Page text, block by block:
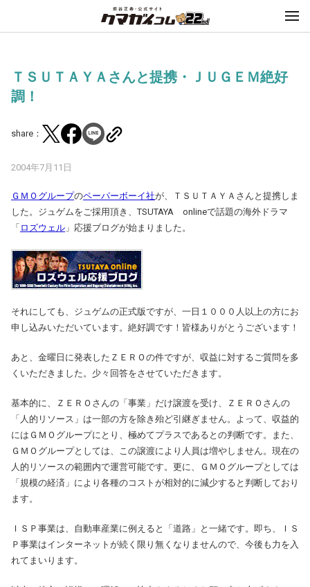
ＴＳＵＴＡＹＡさんと提携・ＪＵＧＥＭ絶好
調！
share：
2004年7月11日
ＧＭＯグループのペーパーボーイ社が、ＴＳＵＴＡＹＡさんと提携しま
した。ジュゲムをご採用頂き、TSUTAYA onlineで話題の海外ドラマ
「 ロズウェル 」応援ブログが始まりました。
それにしても、ジュゲムの正式版ですが、一日１０００人以上の方にお
申し込みいただいています。絶好調です！皆様ありがとうございます！
あと、金曜日に発表したＺＥＲＯの件ですが、収益に対するご質問を多
くいただきました。少々回答をさせていただきます。
基本的に、ＺＥＲＯさんの「事業」だけ譲渡を受け、ＺＥＲＯさんの
「人的リソース」は一部の方を除き殆ど引継ぎません。よって、収益的
にはＧＭＯグループにとり、極めてプラスであるとの判断です。また、
ＧＭＯグループとしては、この譲渡により人員は増やしません。現在の
人的リソースの範囲内で運営可能です。更に、ＧＭＯグループとしては
「規模の経済」により各種のコストが相対的に減少すると判断しており
ます。
ＩＳＰ事業は、自動車産業に例えると「道路」と一緒です。即ち、ＩＳ
Ｐ事業はインターネットが続く限り無くなりませんので、今後も力を入
れてまいります。